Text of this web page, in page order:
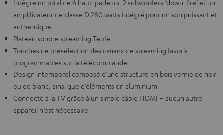
Intègre un total de 6 haut-parleurs, 2 subwoofers ‘down-fire’ et un
amplificateur de classe D 280 watts intégré pour un son puissant et
authentique
Plateau sonore streaming Teufel
Touches de présélection des canaux de streaming favoris
programmables sur la télécommande
Design intemporel composé d’une structure en bois vernie de noir
ou de blanc, ainsi que d’éléments en aluminium
Connecté à la TV grâce à un simple câble HDMI – aucun autre
appareil n’est nécessaire